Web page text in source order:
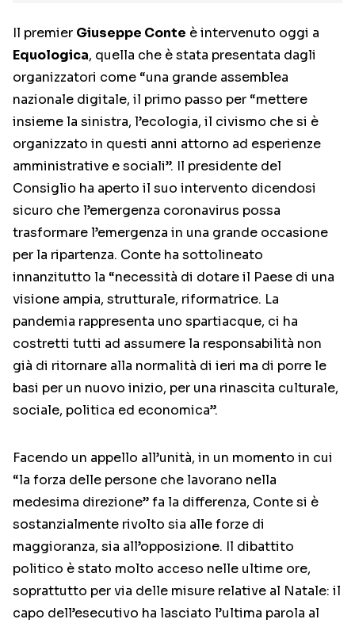
Il premier Giuseppe Conte è intervenuto oggi a
Equologica, quella che è stata presentata dagli
organizzatori come “una grande assemblea
nazionale digitale, il primo passo per “mettere
insieme la sinistra, l’ecologia, il civismo che si è
organizzato in questi anni attorno ad esperienze
amministrative e sociali”. Il presidente del
Consiglio ha aperto il suo intervento dicendosi
sicuro che l’emergenza coronavirus possa
trasformare l’emergenza in una grande occasione
per la ripartenza. Conte ha sottolineato
innanzitutto la “necessità di dotare il Paese di una
visione ampia, strutturale, riformatrice. La
pandemia rappresenta uno spartiacque, ci ha
costretti tutti ad assumere la responsabilità non
già di ritornare alla normalità di ieri ma di porre le
basi per un nuovo inizio, per una rinascita culturale,
sociale, politica ed economica”.
Facendo un appello all’unità, in un momento in cui
“la forza delle persone che lavorano nella
medesima direzione” fa la differenza, Conte si è
sostanzialmente rivolto sia alle forze di
maggioranza, sia all’opposizione. Il dibattito
politico è stato molto acceso nelle ultime ore,
soprattutto per via delle misure relative al Natale: il
capo dell’esecutivo ha lasciato l’ultima parola al